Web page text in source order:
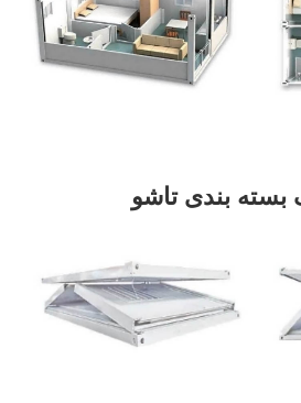
بندی تاشو